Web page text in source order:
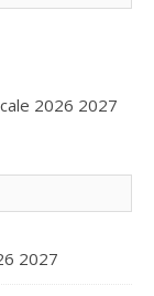
2026 2027
2027